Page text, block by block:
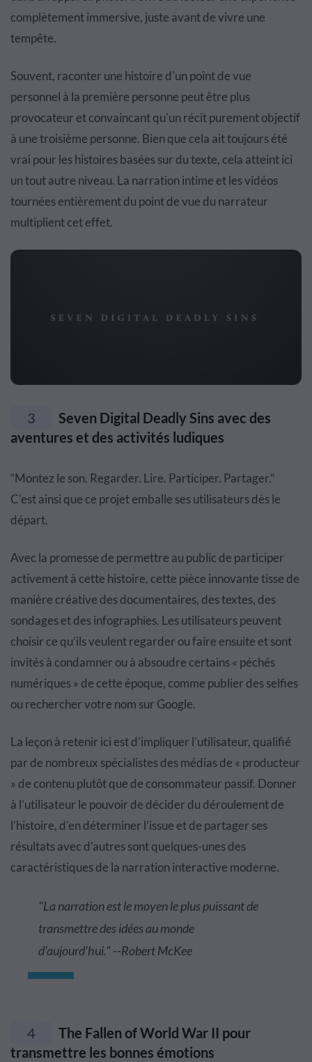
complètement immersive, juste avant de vivre une
tempête.
Souvent, raconter une histoire d'un point de vue
personnel à la première personne peut être plus
provocateur et convaincant qu'un récit purement objectif
à une troisième personne. Bien que cela ait toujours été
vrai pour les histoires basées sur du texte, cela atteint ici
un tout autre niveau. La narration intime et les vidéos
tournées entièrement du point de vue du narrateur
multiplient cet effet.
3
Seven Digital Deadly Sins avec des
aventures et des activités ludiques
“Montez le son. Regarder. Lire. Participer. Partager.”
C'est ainsi que ce projet emballe ses utilisateurs dès le
départ.
Avec la promesse de permettre au public de participer
activement à cette histoire, cette pièce innovante tisse de
manière créative des documentaires, des textes, des
sondages et des infographies. Les utilisateurs peuvent
choisir ce qu’ils veulent regarder ou faire ensuite et sont
invités à condamner ou à absoudre certains « péchés
numériques » de cette époque, comme publier des selfies
ou rechercher votre nom sur Google.
La leçon à retenir ici est d’impliquer l’utilisateur, qualifié
par de nombreux spécialistes des médias de « producteur
» de contenu plutôt que de consommateur passif. Donner
à l’utilisateur le pouvoir de décider du déroulement de
l’histoire, d’en déterminer l’issue et de partager ses
résultats avec d’autres sont quelques-unes des
caractéristiques de la narration interactive moderne.
"La narration est le moyen le plus puissant de
transmettre des idées au monde
d'aujourd'hui." --Robert McKee
4
The Fallen of World War II pour
transmettre les bonnes émotions